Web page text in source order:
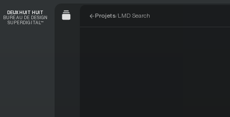
DEUX HUIT HUIT
BUREAU DE DESIGN
SUPERDIGITAL™
Projets/LMD Search